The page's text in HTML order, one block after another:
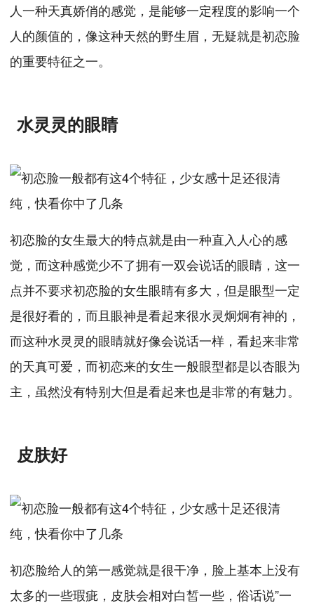
人一种天真娇俏的感觉，是能够一定程度的影响一个
人的颜值的，像这种天然的野生眉，无疑就是初恋脸
的重要特征之一。
水灵灵的眼睛
初恋脸的女生最大的特点就是由一种直入人心的感
觉，而这种感觉少不了拥有一双会说话的眼睛，这一
点并不要求初恋脸的女生眼睛有多大，但是眼型一定
是很好看的，而且眼神是看起来很水灵炯炯有神的，
而这种水灵灵的眼睛就好像会说话一样，看起来非常
的天真可爱，而初恋来的女生一般眼型都是以杏眼为
主，虽然没有特别大但是看起来也是非常的有魅力。
皮肤好
初恋脸给人的第一感觉就是很干净，脸上基本上没有
太多的一些瑕疵，皮肤会相对白皙一些，俗话说”一